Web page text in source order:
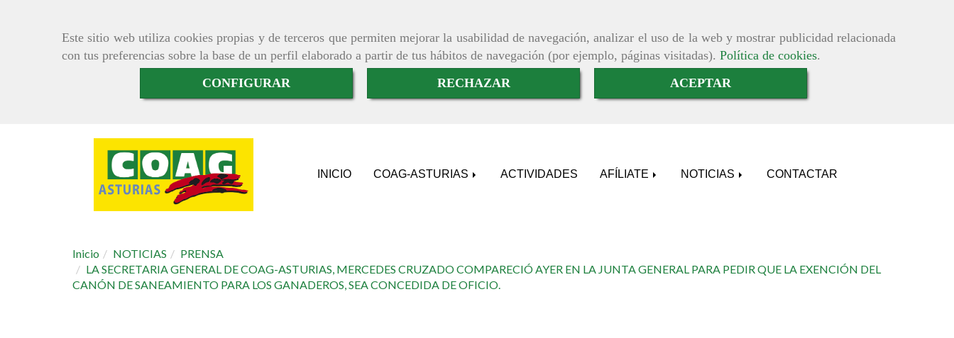
Este sitio web utiliza cookies propias y de terceros que permiten mejorar la usabilidad de navegación, analizar el uso de la web y mostrar publicidad relacionada
con tus preferencias sobre la base de un perfil elaborado a partir de tus hábitos de navegación (por ejemplo, páginas visitadas). Política de cookies.
CONFIGURAR
RECHAZAR ACEPTAR
INICIO COAG-ASTURIAS ACTIVIDADES AFÍLIATE NOTICIAS CONTACTAR
Inicio NOTICIAS
PRENSA
LA SECRETARIA GENERAL DE COAG-ASTURIAS, MERCEDES CRUZADO COMPARECIÓ AYER EN LA JUNTA GENERAL PARA PEDIR QUE LA EXENCIÓN DEL
CANÓN DE SANEAMIENTO PARA LOS GANADEROS, SEA CONCEDIDA DE OFICIO.